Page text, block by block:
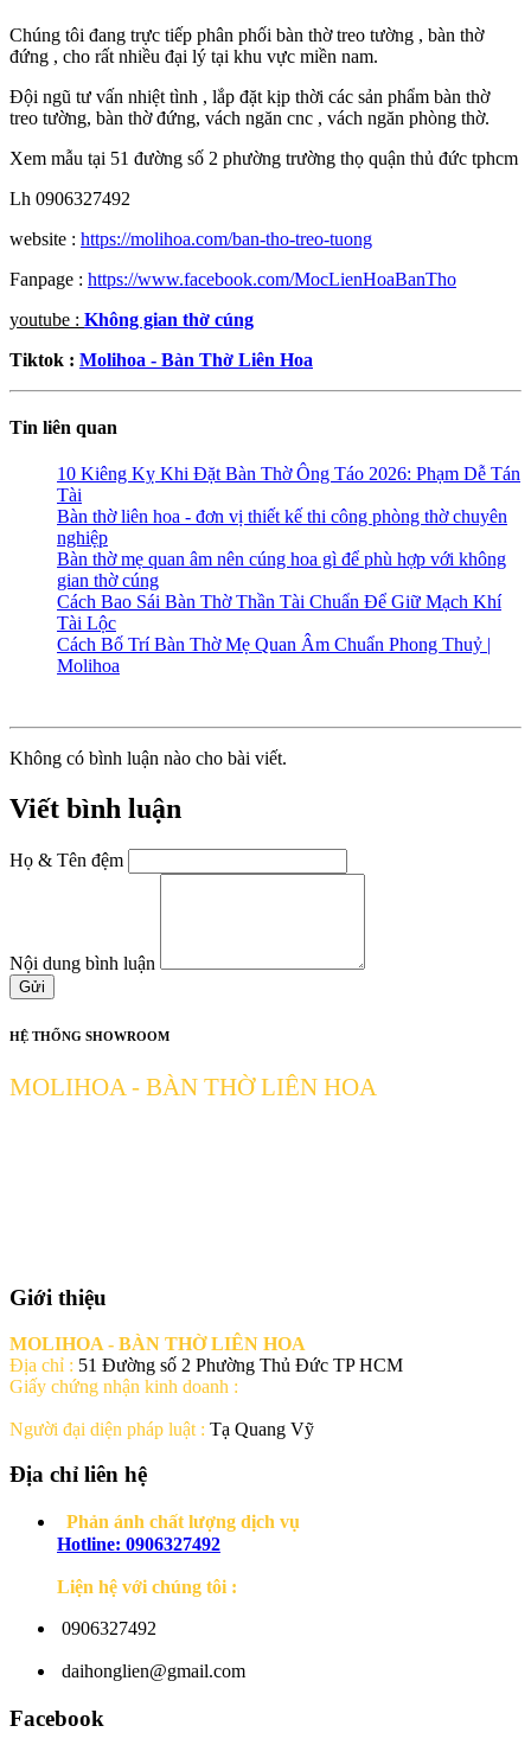
Chúng tôi đang trực tiếp phân phối bàn thờ treo tường , bàn thờ
đứng , cho rất nhiều đại lý tại khu vực miền nam.
Đội ngũ tư vấn nhiệt tình , lắp đặt kịp thời các sản phẩm bàn thờ
treo tường, bàn thờ đứng, vách ngăn cnc , vách ngăn phòng thờ.
Xem mẫu tại 51 đường số 2 phường trường thọ quận thủ đức tphcm
Lh 0906327492
website : https://molihoa.com/ban-tho-treo-tuong
Fanpage : https://www.facebook.com/MocLienHoaBanTho
youtube : Không gian thờ cúng
Tiktok : Molihoa - Bàn Thờ Liên Hoa
Tin liên quan
10 Kiêng Kỵ Khi Đặt Bàn Thờ Ông Táo 2026: Phạm Dễ Tán
Tài
Bàn thờ liên hoa - đơn vị thiết kế thi công phòng thờ chuyên
nghiệp
Bàn thờ mẹ quan âm nên cúng hoa gì để phù hợp với không
gian thờ cúng
Cách Bao Sái Bàn Thờ Thần Tài Chuẩn Để Giữ Mạch Khí
Tài Lộc
Cách Bố Trí Bàn Thờ Mẹ Quan Âm Chuẩn Phong Thuỷ |
Molihoa
Không có bình luận nào cho bài viết.
Viết bình luận
Họ & Tên đệm
Nội dung bình luận
Gửi
HỆ THỐNG SHOWROOM
MOLIHOA - BÀN THỜ LIÊN HOA
Giới thiệu
MOLIHOA - BÀN THỜ LIÊN HOA
Địa chỉ : 51 Đường số 2 Phường Thủ Đức TP HCM
Giấy chứng nhận kinh doanh :
Người đại diện pháp luật : Tạ Quang Vỹ
Địa chỉ liên hệ
Phản ánh chất lượng dịch vụ
Hotline: 0906327492
Liện hệ với chúng tôi :
0906327492
daihonglien@gmail.com
Facebook